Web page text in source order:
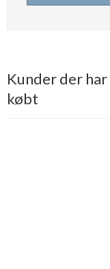
Kunder der
købt